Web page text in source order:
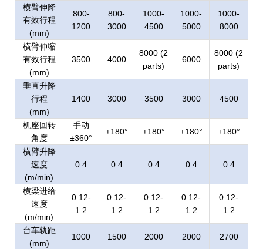
横臂伸降
有效行程
(mm)
800-
1200
800-
3000
1000-
4500
1000-
5000
1000-
8000
横臂伸缩
有效行程
(mm)
3500 4000
8000 (2
parts)
6000
8000 (2
parts)
垂直升降
行程
(mm)
1400 3000 3500 3000 4500
机座回转
角度
手动
±360°
±180° ±180° ±180° ±180°
横臂升降
速度
(m/min)
0.4 0.4 0.4 0.4 0.4
横梁进给
速度
(m/min)
0.12-
1.2
0.12-
1.2
0.12-
1.2
0.12-
1.2
0.12-
1.2
台车轨距
(mm)
1000 1500 2000 2000 2700